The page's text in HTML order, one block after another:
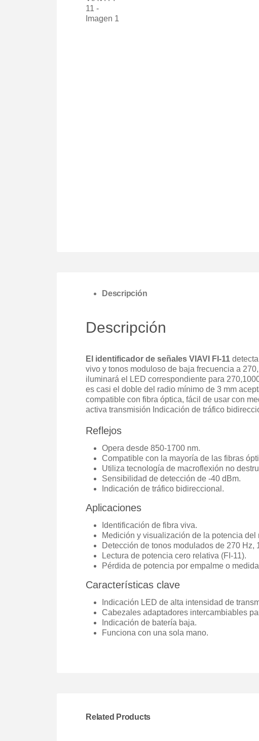
Descripción
Descripción
El identificador de señales VIAVI FI-11
vivo y tonos moduloso de baja frecuencia a
iluminará el LED correspondiente para
es casi el doble del radio mínimo de 3 mm
compatible con fibra óptica, fácil de usar con
activa transmisión Indicación de tráfico
Reflejos
Opera desde 850-1700 nm.
Compatible con la mayoría de las fibras
Utiliza tecnología de macroflexión no
Sensibilidad de detección de -40 dBm.
Indicación de tráfico bidireccional.
Aplicaciones
Identificación de fibra viva.
Medición y visualización de la potencia
Detección de tonos modulados de 270 Hz,
Lectura de potencia cero relativa (FI-11).
Pérdida de potencia por empalme o
Características clave
Indicación LED de alta intensidad de
Cabezales adaptadores intercambiables
Indicación de batería baja.
Funciona con una sola mano.
Related Products